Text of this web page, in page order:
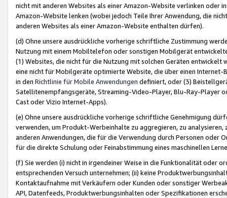
nicht mit anderen Websites als einer Amazon-Website verlinken oder
Amazon-Website lenken (wobei jedoch Teile Ihrer Anwendung, die
anderen Websites als einer Amazon-Website enthalten dürfen).
(d) Ohne unsere ausdrückliche vorherige schriftliche Zustimmung
Nutzung mit einem Mobiltelefon oder sonstigen Mobilgerät
(1) Websites, die nicht für die Nutzung mit solchen Geräten
eine nicht für Mobilgeräte optimierte Website, die über einen
in den Richtlinie für Mobile Anwendungen definiert, oder (3)
Satellitenempfangsgeräte, Streaming-Video-Player, Blu-Ray-Player
Cast oder Vizio Internet-Apps).
(e) Ohne unsere ausdrückliche vorherige schriftliche Genehmigung
verwenden, um Produkt-Werbeinhalte zu aggregieren, zu
anderen Anwendungen, die für die Verwendung durch Personen
für die direkte Schulung oder Feinabstimmung eines maschinellen
(f) Sie werden (i) nicht in irgendeiner Weise in die Funktionalität oder
entsprechenden Versuch unternehmen; (ii) keine
Kontaktaufnahme mit Verkäufern oder Kunden oder sonstiger
API, Datenfeeds, Produktwerbungsinhalten oder Spezifikationen